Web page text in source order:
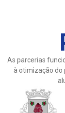
As parcerias
à otimização do